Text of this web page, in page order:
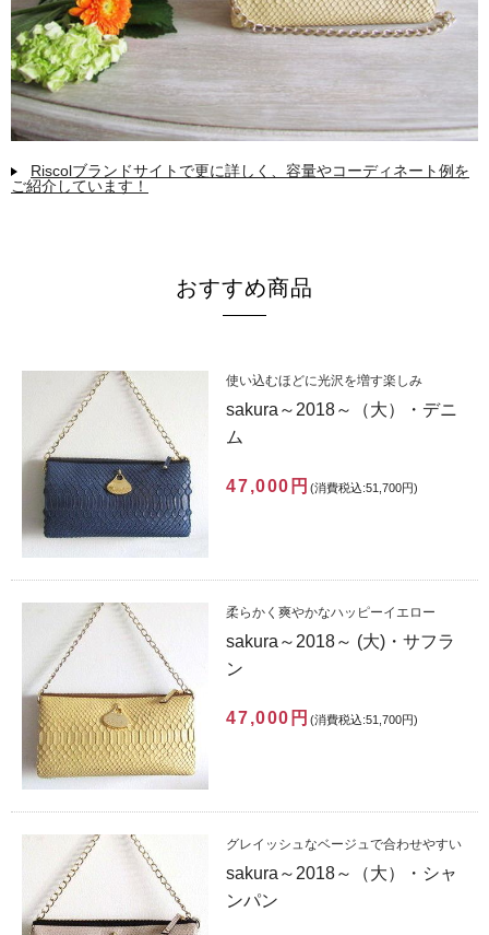
Riscolブランドサイトで更に詳しく、容量やコーディネート例を
ご紹介しています！
おすすめ商品
使い込むほどに光沢を増す楽しみ
sakura～2018～（大）・デニ
ム
47,000円 (消費税込:51,700円)
柔らかく爽やかなハッピーイエロー
sakura～2018～ (大)・サフラ
ン
47,000円 (消費税込:51,700円)
グレイッシュなベージュで合わせやすい
sakura～2018～（大）・シャ
ンパン